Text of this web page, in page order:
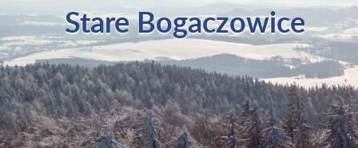
Stare Bogaczowice